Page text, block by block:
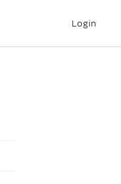
Login